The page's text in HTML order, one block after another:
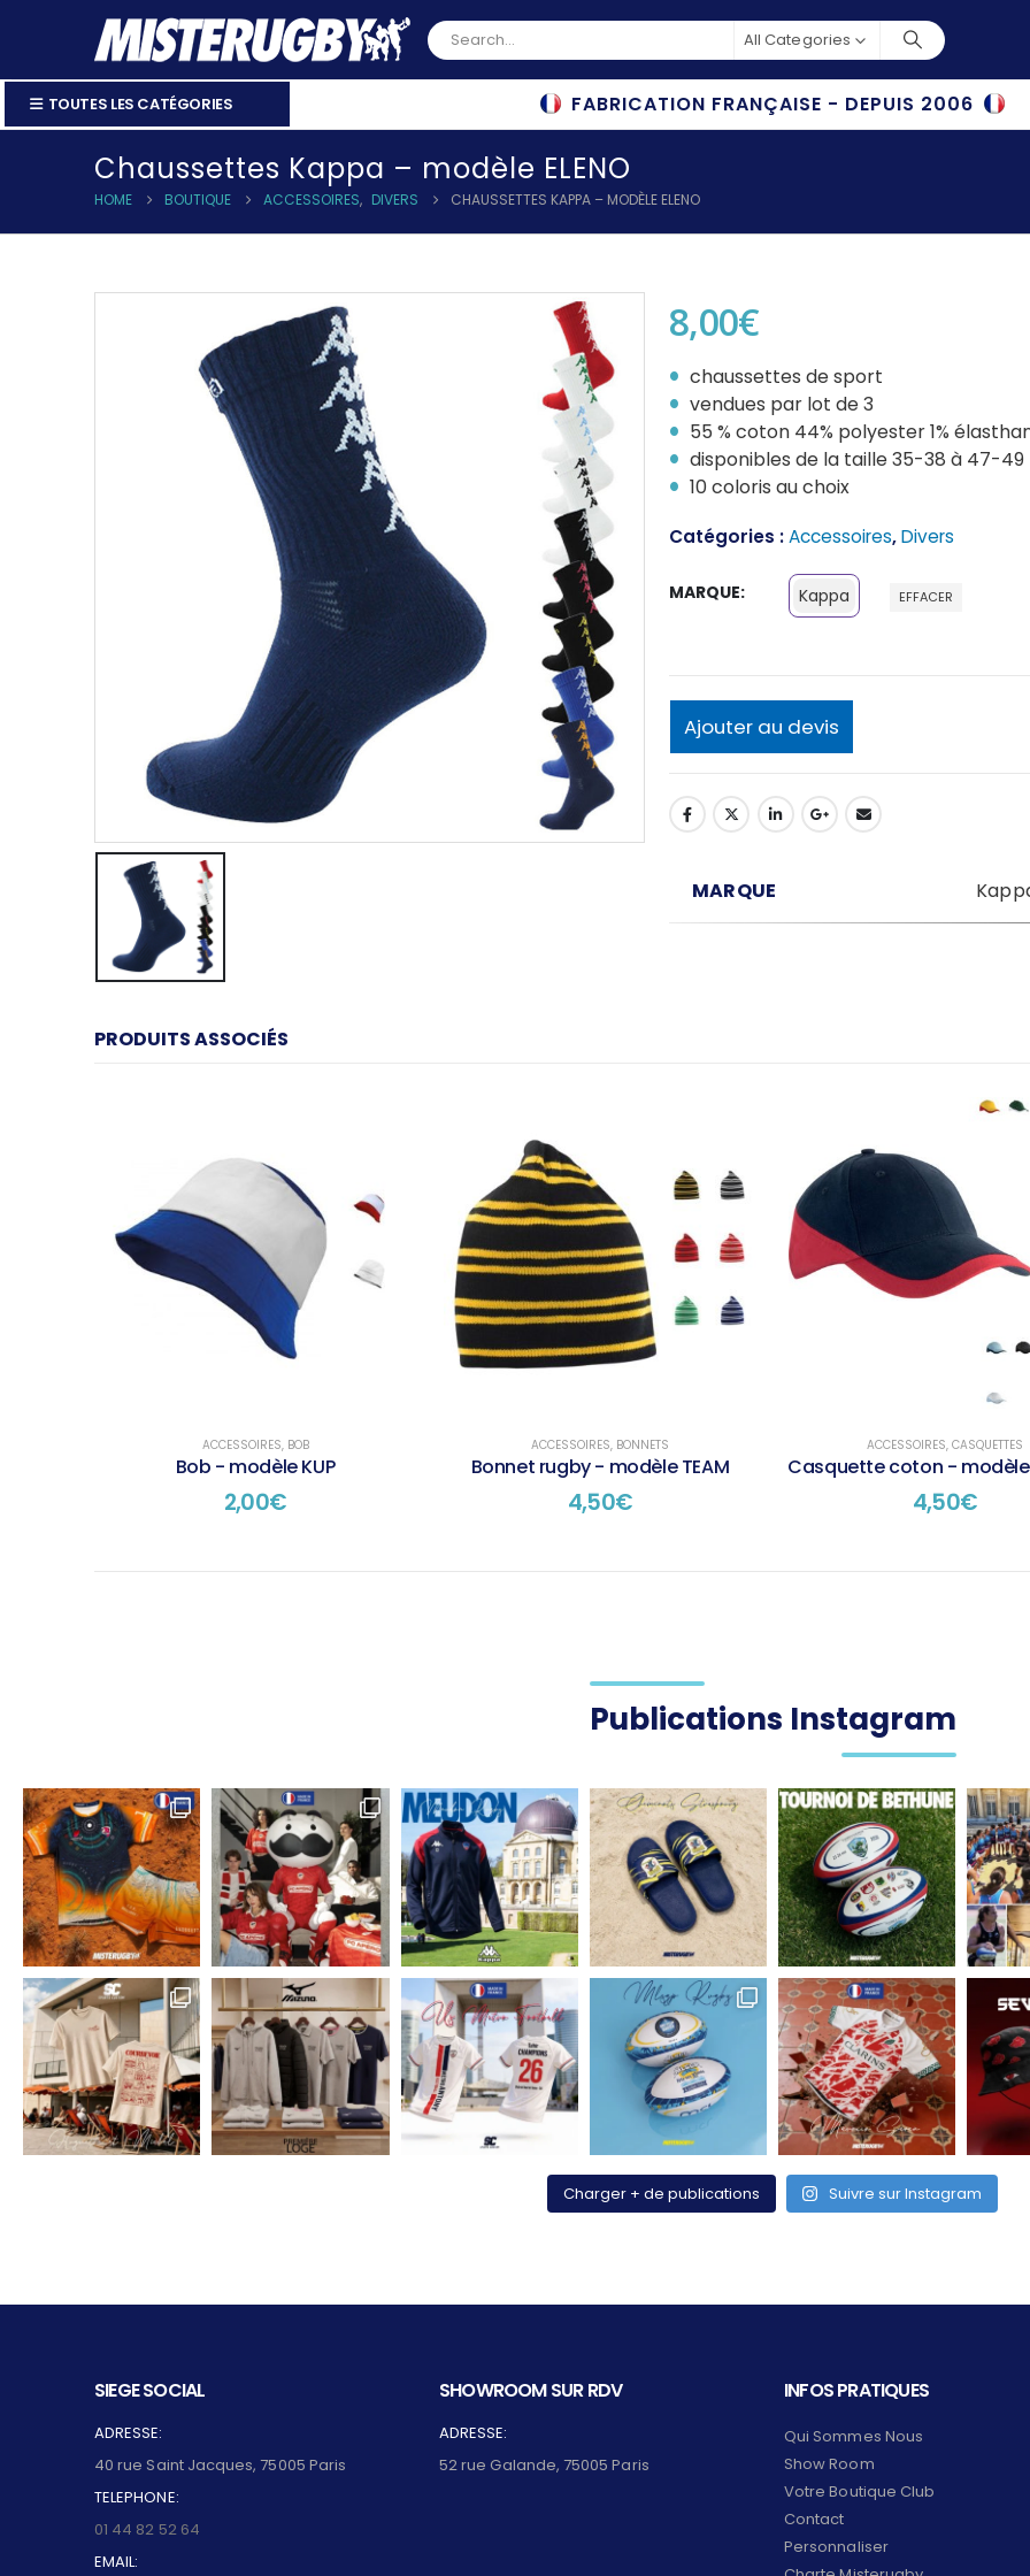
All Categories
TOUTES LES CATÉGORIES FABRICATION FRANÇAISE - DEPUIS 2006
Chaussettes Kappa – modèle ELENO
HOME BOUTIQUE ACCESSOIRES, DIVERS CHAUSSETTES KAPPA – MODÈLE ELENO
8,00€
chaussettes de sport
vendues par lot de 3
55 % coton 44% polyester 1%
disponibles de la taille 35-38 à 47-49
10 coloris au choix
Catégories :Accessoires,Divers
MARQUE Kappa EFFACER
Ajouter au devis
MARQUE
PRODUITS ASSOCIÉS
ACCESSOIRES, BOB
Bob - modèle KUP
2,00€
ACCESSOIRES, BONNETS
Bonnet rugby - modèle TEAM
4,50€
ACCESSOIRES, CASQUETTES
Casquette coton - modèle
4,50€
Publications Instagram
Charger + de publications Suivre sur Instagram
SIEGE SOCIAL
ADRESSE:
40 rue Saint Jacques, 75005 Paris
TELEPHONE:
01 44 82 52 64
EMAIL:
SHOWROOM SUR RDV
ADRESSE:
52 rue Galande, 75005 Paris
INFOS PRATIQUES
Qui Sommes Nous
Show Room
Votre Boutique Club
Contact
Personnaliser